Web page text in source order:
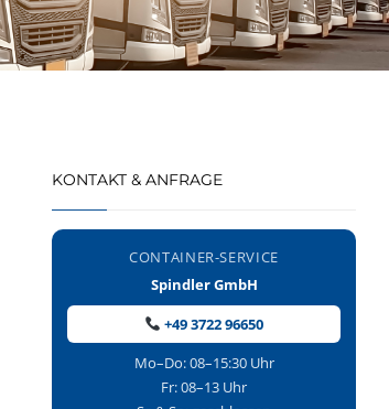
KONTAKT & ANFRAGE
CONTAINER-SERVICE
Spindler GmbH
+49 3722 96650
Mo–Do: 08–15:30 Uhr
Fr: 08–13 Uhr